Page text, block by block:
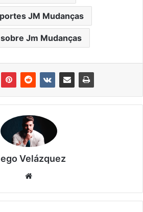
JM Mudanças
Jm Mudanças
Velázquez